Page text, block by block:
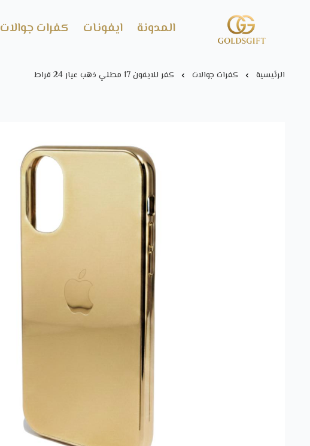
Gold's GIFT المدونة ايفونات كفرات جوالات
الرئيسية كفرات جوالات كفر للايفون 17 مطلي ذهب عيار 24 قراط